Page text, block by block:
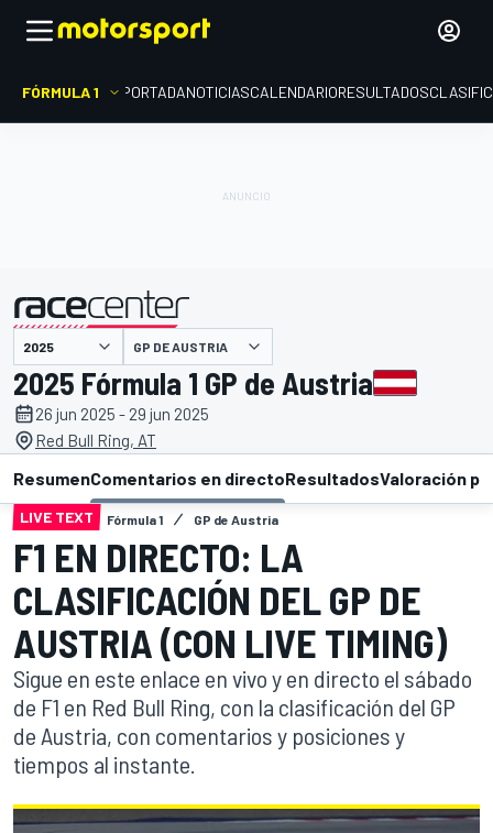
FÓRMULA 1 PORTADANOTICIASCALENDARIORESULTADOS
GP DE AUSTRIA
2025 Fórmula 1 GP de Austria
26 jun 2025 - 29 jun 2025
Red Bull Ring, AT
ResumenComentarios en directoResultadosValoración
LIVE TEXT Fórmula 1 GP de Austria
F1 EN DIRECTO: LA
CLASIFICACIÓN DEL GP DE
AUSTRIA (CON LIVE TIMING)
Sigue en este enlace en vivo y en directo el sábado
de F1 en Red Bull Ring, con la clasificación del GP
de Austria, con comentarios y posiciones y
tiempos al instante.